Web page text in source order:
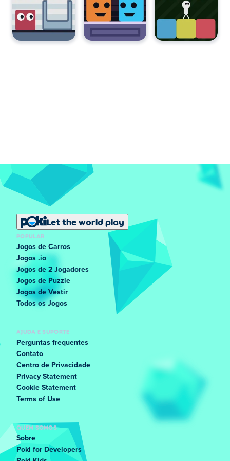
Let the world play
POPULAR
Jogos de Carros
Jogos .io
Jogos de 2 Jogadores
Jogos de Puzzle
Jogos de Vestir
Todos os Jogos
AJUDA E SUPORTE
Perguntas frequentes
Contato
Centro de Privacidade
Privacy Statement
Cookie Statement
Terms of Use
QUEM SOMOS
Sobre
Poki for Developers